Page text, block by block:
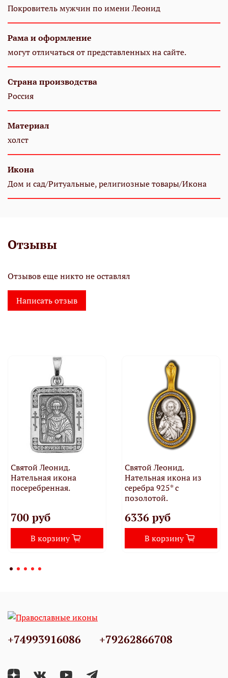
Покровитель мужчин по имени Леонид
Рама и оформление
могут отличаться от представленных на сайте.
Страна производства
Россия
Материал
холст
Икона
Дом и сад/Ритуальные, религиозные товары/Икона
Отзывы
Отзывов еще никто не оставлял
Написать отзыв
Святой Леонид.
Нательная икона
посеребренная.
700 руб
В корзину
Святой Леонид.
Нательная икона из
серебра 925* с
позолотой.
6336 руб
В корзину
+74993916086 +79262866708